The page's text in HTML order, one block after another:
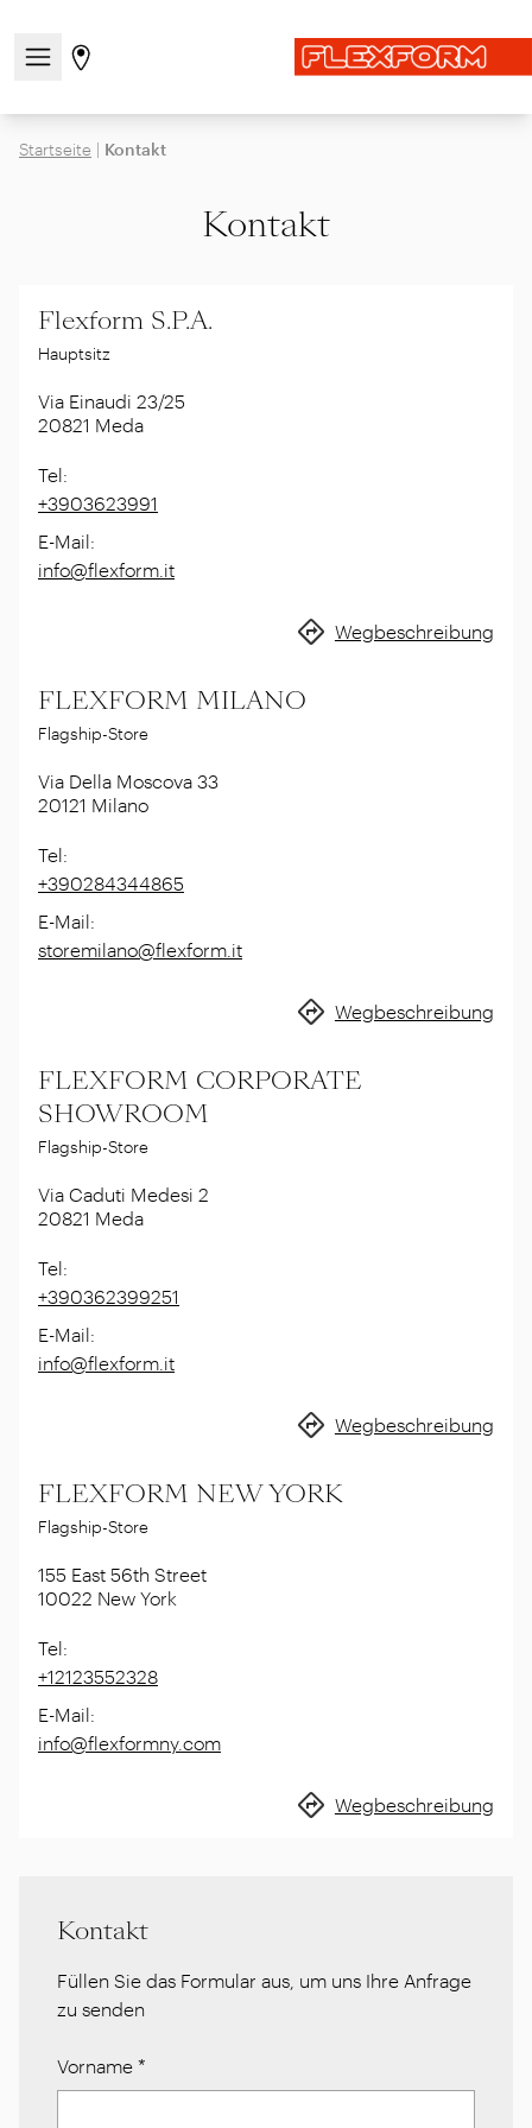
Navigationsmenü öffnen / schließen
Gehen Sie zur Store-Seite
Startseite | Kontakt
Kontakt
Kontakt
Füllen Sie das Formular aus, um uns Ihre Anfrage
zu senden
Vorname *
Flexform S.P.A.
Hauptsitz
Via Einaudi 23/25
20821 Meda
Tel:
+3903623991
E-Mail:
info@flexform.it
Wegbeschreibung
FLEXFORM MILANO
Flagship-Store
Via Della Moscova 33
20121 Milano
Tel:
+390284344865
E-Mail:
storemilano@flexform.it
Wegbeschreibung
FLEXFORM CORPORATE
SHOWROOM
Flagship-Store
Via Caduti Medesi 2
20821 Meda
Tel:
+390362399251
E-Mail:
info@flexform.it
Wegbeschreibung
FLEXFORM NEW YORK
Flagship-Store
155 East 56th Street
10022 New York
Tel:
+12123552328
E-Mail:
info@flexformny.com
Wegbeschreibung